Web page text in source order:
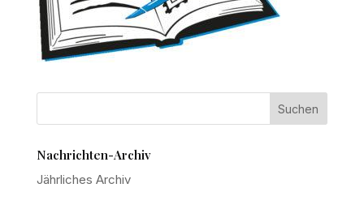
Nachrichten-Archiv
Jährliches Archiv